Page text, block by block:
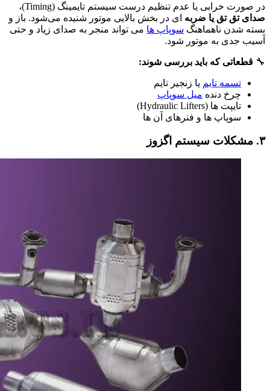
در صورت خرابی یا عدم تنظیم درست سیستم تایمینگ (Timing)،
صدای تق‌ تق یا ضربه‌ ای در بخش بالایی موتور شنیده می‌شود. باز و
بسته شدن ناهماهنگ سوپاپ‌ ها می‌ تواند منجر به صدای زیاد و حتی
آسیب جدی به موتور شود.
🔧 قطعاتی که باید بررسی شوند:
تسمه تایم یا زنجیر تایم
چرخ‌ دنده میل‌ سوپاپ
تایپت‌ ها (Hydraulic Lifters)
سوپاپ‌ ها و فنرهای آن‌ ها
۳. مشکلات سیستم اگزوز